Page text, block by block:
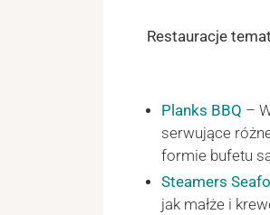
Restauracje
Planks BBQ –
serwujące
formie bufetu
Steamers
jak małże i